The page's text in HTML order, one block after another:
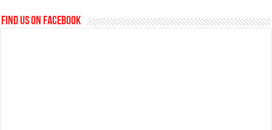
Find us on Facebook